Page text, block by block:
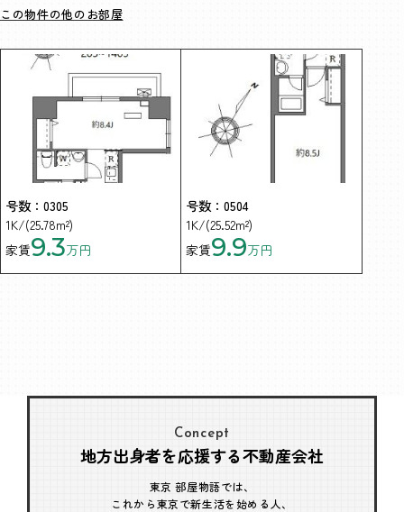
この物件の他のお部屋
号数：0305
1K/(25.78m²)
家賃9.3万円
号数：0504
1K/(25.52m²)
家賃9.9万円
Concept
地方出身者を応援する不動産会社
東京 部屋物語では、
これから東京で新生活を始める人、